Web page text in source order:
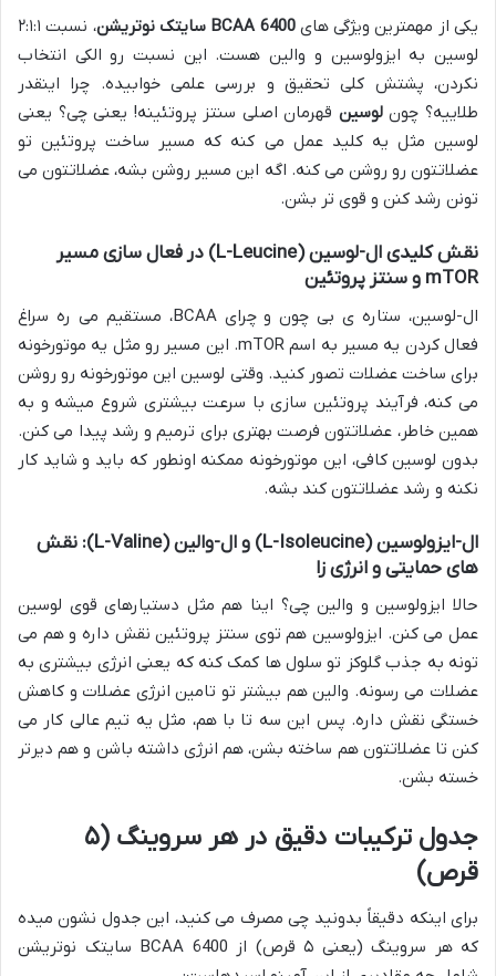
یکی از مهمترین ویژگی هایBCAA 6400 سایتک نوتریشن
، نسبت ۲:۱:۱
لوسین به ایزولوسین و والین هست. این نسبت رو الکی انتخاب
نکردن، پشتش کلی تحقیق و بررسی علمی خوابیده. چرا اینقدر
طلاییه؟ چونلوسین قهرمان اصلی سنتز پروتئینه! یعنی چی؟ یعنی
لوسین مثل یه کلید عمل می کنه که مسیر ساخت پروتئین تو
عضلاتتون رو روشن می کنه. اگه این مسیر روشن بشه، عضلاتتون می
تونن رشد کنن و قوی تر بشن.
نقش کلیدی ال-لوسین (L-Leucine) در فعال سازی مسیر
mTOR و سنتز پروتئین
ال-لوسین، ستاره ی بی چون و چرای BCAA، مستقیم می ره سراغ
فعال کردن یه مسیر به اسم mTOR. این مسیر رو مثل یه موتورخونه
برای ساخت عضلات تصور کنید. وقتی لوسین این موتورخونه رو روشن
می کنه، فرآیند پروتئین سازی با سرعت بیشتری شروع میشه و به
همین خاطر، عضلاتتون فرصت بهتری برای ترمیم و رشد پیدا می کنن.
بدون لوسین کافی، این موتورخونه ممکنه اونطور که باید و شاید کار
نکنه و رشد عضلاتتون کند بشه.
ال-ایزولوسین (L-Isoleucine) و ال-والین (L-Valine): نقش
های حمایتی و انرژی زا
حالا ایزولوسین و والین چی؟ اینا هم مثل دستیارهای قوی لوسین
عمل می کنن. ایزولوسین هم توی سنتز پروتئین نقش داره و هم می
تونه به جذب گلوکز تو سلول ها کمک کنه که یعنی انرژی بیشتری به
عضلات می رسونه. والین هم بیشتر تو تامین انرژی عضلات و کاهش
خستگی نقش داره. پس این سه تا با هم، مثل یه تیم عالی کار می
کنن تا عضلاتتون هم ساخته بشن، هم انرژی داشته باشن و هم دیرتر
خسته بشن.
جدول ترکیبات دقیق در هر سروینگ (۵
قرص)
برای اینکه دقیقاً بدونید چی مصرف می کنید، این جدول نشون میده
که هر سروینگ (یعنی ۵ قرص) از BCAA 6400 سایتک نوتریشن